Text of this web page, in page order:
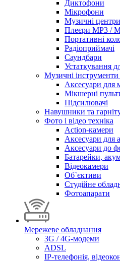
Диктофони
Мікрофони
Музичні центри
Плеєри MP3 /
Портативні
Радіоприймачі
Саундбари
Устаткування
Музичні
Аксесуари для
Мікшерні
Підсилювачі
Навушники та
Фото і відео техніка
Action-камери
Аксесуари для
Аксесуари до
Батарейки,
Відеокамери
Об`єктиви
Студійне
Фотоапарати
Мережеве обладнання
3G / 4G-модеми
ADSL
IP-телефонія,